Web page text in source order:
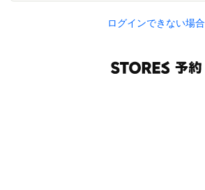
ログインできない場合